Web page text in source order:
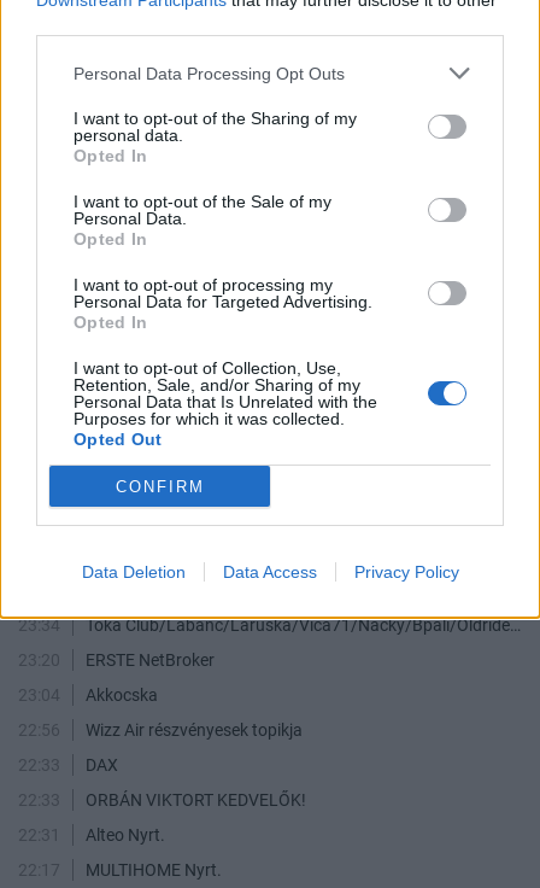
Personal Data Processing Opt Outs
I want to opt-out of the Sharing of my
personal data.
Opted In
I want to opt-out of the Sale of my
Personal Data.
Opted In
I want to opt-out of processing my
Personal Data for Targeted Advertising.
Opted In
I want to opt-out of Collection, Use,
Retention, Sale, and/or Sharing of my
Personal Data that Is Unrelated with the
Purposes for which it was collected.
Opted Out
CONFIRM
Data Deletion Data Access Privacy Policy
Legyél tényszerű! Csak Balázs fikázta!
De lényegében a teljes Magyar részvénycsoportot!
Delta Nyrt
2024. 03. 18. 13:28
38 kifulladt!
LEGFRISSEBB TOPIKOK ÖSSZES TOPIK
Ez is Magyarország...
OTP részvényesek ide!
Ezüst
PANNERGY - moderalt
00:21
Raiffeisen Bank International részvényesek
23:34
Toka Club/Labanc/Laruska/Vica71/Nacky/Bpali/Oldrider/Josefernando/Mcbull/Kawaszabi
23:20
ERSTE NetBroker
23:04
Akkocska
22:56
Wizz Air részvényesek topikja
22:33
DAX
22:33
ORBÁN VIKTORT KEDVELŐK!
22:31
Alteo Nyrt.
22:17
MULTIHOME Nyrt.